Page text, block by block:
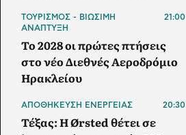
ΤΟΥΡΙΣΜΟΣ - ΒΙΩΣΙΜΗ
ΑΝΑΠΤΥΞΗ
21:00
Το 2028 οι πρώτες πτήσεις
στο νέο Διεθνές Αεροδρόμιο
Ηρακλείου
ΑΠΟΘΗΚΕΥΣΗ ΕΝΕΡΓΕΙΑΣ 20:30
Τέξας: Η Ørsted θέτει σε